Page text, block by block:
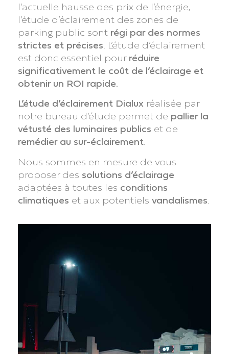
l’actuelle hausse des prix de l’énergie,
l’étude d’éclairement des zones de
parking public sont régi par des normes
strictes et précises . L’étude d’éclairement
est donc essentiel pour réduire
significativement le coût de l’éclairage et
obtenir un ROI rapide.
L’étude d’éclairement Dialux réalisée par
notre bureau d’étude permet de pallier la
vétusté des luminaires publics et de
remédier au sur-éclairement
Nous sommes en mesure de vous
proposer des solutions d’éclairage
adaptées à toutes les conditions
climatiques et aux potentiels vandalismes